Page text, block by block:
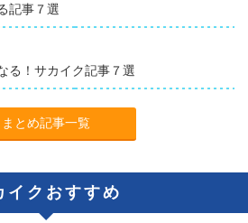
記事７選
る！サカイク記事７選
まとめ記事一覧
イクおすすめ